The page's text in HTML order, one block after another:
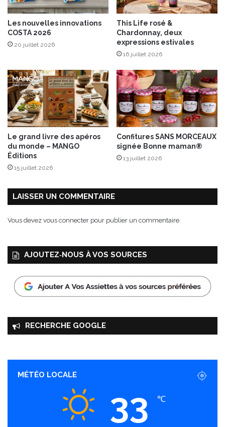
d
e
c
h
è
e
f
r
a
i
e
t
c
m
b
Les nouvelles innovations
COSTA 2026
20 juillet 2026
This Life rosé &
Chardonnay, deux
expressions estivales
16 juillet 2026
Le grand livre des apéros
du monde – MANGO
Éditions
15 juillet 2026
Confitures SANS MORCEAUX
signée Bonne maman®
13 juillet 2026
LAISSER UN COMMENTAIRE
Vous devez vous connecter pour publier un commentaire.
AJOUTEZ‑NOUS À VOS SOURCES
RECHERCHE GOOGLE
MÉTÉO LOCALE
33 ℃